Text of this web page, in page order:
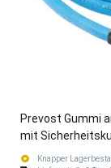
Prevost Gummi
mit
Knapper